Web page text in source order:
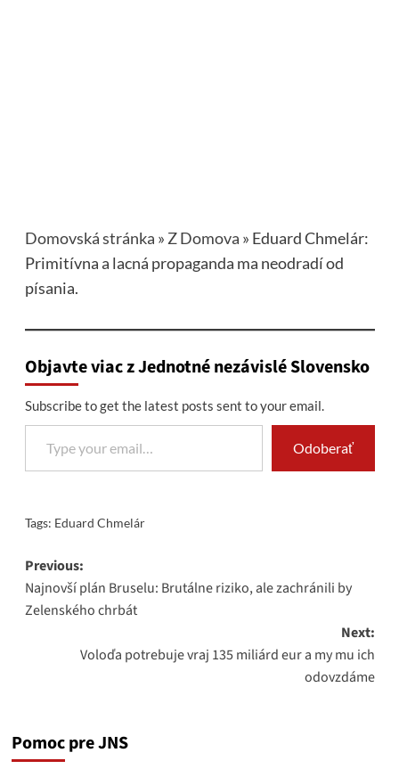
Domovská stránka » Z Domova » Eduard Chmelár:
Primitívna a lacná propaganda ma neodradí od
písania.
Objavte viac z Jednotné nezávislé Slovensko
Subscribe to get the latest posts sent to your email.
Type your email…
Odoberať
Tags: Eduard Chmelár
Post
navigation
Previous:
Najnovší plán Bruselu: Brutálne riziko, ale zachránili by
Zelenského chrbát
Next:
Voloďa potrebuje vraj 135 miliárd eur a my mu ich
odovzdáme
Pomoc pre JNS